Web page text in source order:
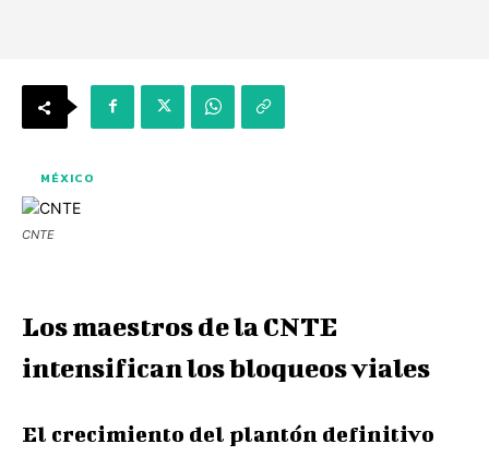
MÉXICO
CNTE
Los maestros de la CNTE
intensifican los bloqueos viales
El crecimiento del plantón definitivo